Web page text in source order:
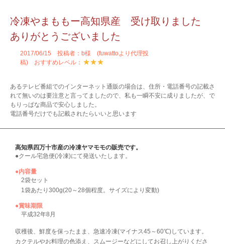
冷凍やまももー高知県産 受け取りました
ありがとうございました
2017/06/15 投稿者：b様 (fuwattoより代理投
稿) おすすめレベル： ★★★
あるテレビ番組でのインターネット通販の場合は、住所・電話番号の記載さ
れて無いのは要注意と言ってましたので、私も一瞬不安に成りましたが、で
もりっぱな商品で安心しました。
電話番号だけでも記載されたらいいと思います
高知県四万十市産の冷凍ヤマモモの販売です。
●クール宅急便(冷凍)にて発送いたします。
●内容量
2袋セット
1袋あたり300g(20～28個程度。サイズにより変動)
●賞味期限
平成32年8月
収穫後、鮮度を保ったまま、急速冷凍(マイナス45～60℃)しています。
カクテルやお料理の色添え、スムージーなどにしてお召し上がりくださ